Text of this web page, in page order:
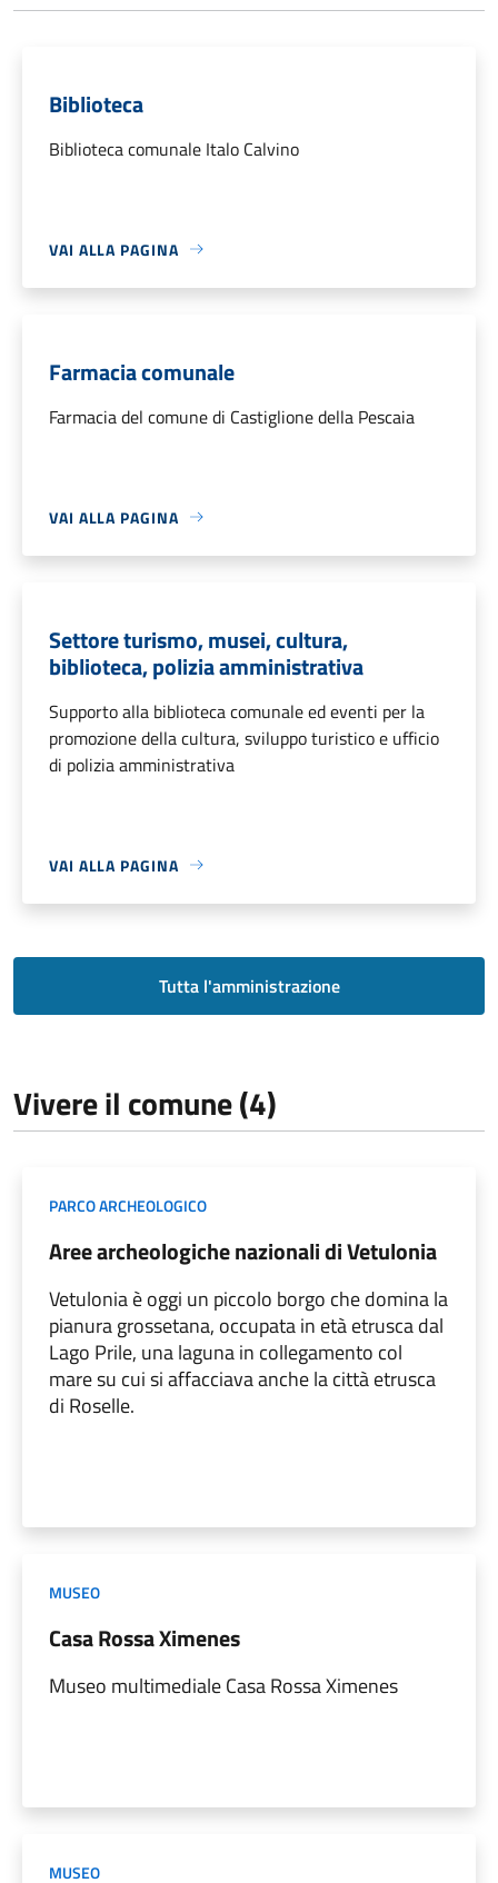
Biblioteca
Biblioteca comunale Italo Calvino
VAI ALLA PAGINA
Farmacia comunale
Farmacia del comune di Castiglione della Pescaia
VAI ALLA PAGINA
Settore turismo, musei, cultura,
biblioteca, polizia amministrativa
Supporto alla biblioteca comunale ed eventi per la
promozione della cultura, sviluppo turistico e ufficio
di polizia amministrativa
VAI ALLA PAGINA
Tutta l'amministrazione
Vivere il comune (4)
PARCO ARCHEOLOGICO
Aree archeologiche nazionali di Vetulonia
Vetulonia è oggi un piccolo borgo che domina la
pianura grossetana, occupata in età etrusca dal
Lago Prile, una laguna in collegamento col
mare su cui si affacciava anche la città etrusca
di Roselle.
MUSEO
Casa Rossa Ximenes
Museo multimediale Casa Rossa Ximenes
MUSEO